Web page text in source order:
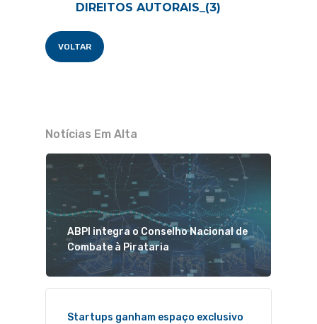
DIREITOS AUTORAIS_(3)
VOLTAR
Notícias Em Alta
ABPI integra o Conselho Nacional de
Combate à Pirataria
Startups ganham espaço exclusivo